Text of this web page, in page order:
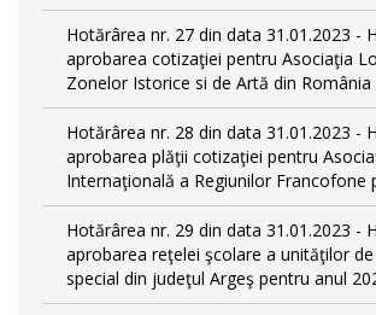
Hotărârea nr. 27 din data 31.01.2023 -
aprobarea cotizaţiei pentru Asociaţia
Zonelor Istorice si de Artă din România
Hotărârea nr. 28 din data 31.01.2023 -
aprobarea plăţii cotizaţiei pentru
Internaţională a Regiunilor Francofone
Hotărârea nr. 29 din data 31.01.2023 -
aprobarea reţelei şcolare a unităţilor
special din judeţul Argeş pentru anul